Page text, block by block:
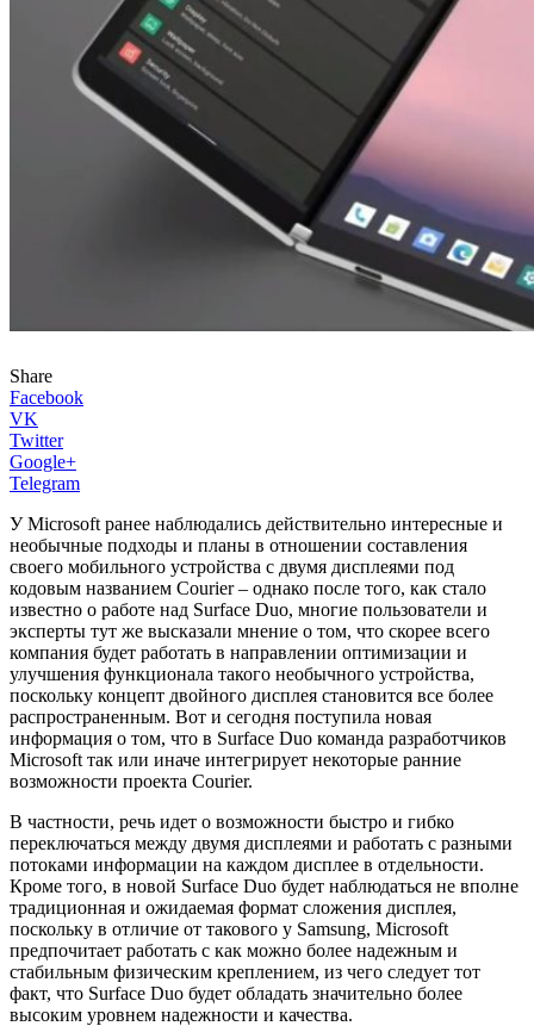
Share
Facebook
VK
Twitter
Google+
Telegram
У Microsoft ранее наблюдались действительно интересные и
необычные подходы и планы в отношении составления
своего мобильного устройства с двумя дисплеями под
кодовым названием Courier – однако после того, как стало
известно о работе над Surface Duo, многие пользователи и
эксперты тут же высказали мнение о том, что скорее всего
компания будет работать в направлении оптимизации и
улучшения функционала такого необычного устройства,
поскольку концепт двойного дисплея становится все более
распространенным. Вот и сегодня поступила новая
информация о том, что в Surface Duo команда разработчиков
Microsoft так или иначе интегрирует некоторые ранние
возможности проекта Courier.
В частности, речь идет о возможности быстро и гибко
переключаться между двумя дисплеями и работать с разными
потоками информации на каждом дисплее в отдельности.
Кроме того, в новой Surface Duo будет наблюдаться не вполне
традиционная и ожидаемая формат сложения дисплея,
поскольку в отличие от такового у Samsung, Microsoft
предпочитает работать с как можно более надежным и
стабильным физическим креплением, из чего следует тот
факт, что Surface Duo будет обладать значительно более
высоким уровнем надежности и качества.